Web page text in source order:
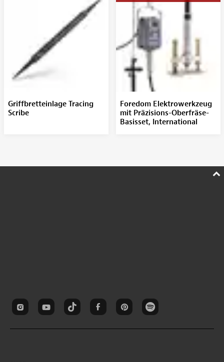
Griffbretteinlage Tracing
Scribe
Foredom Elektrowerkzeug
mit Präzisions-Oberfräse-
Basisset, International